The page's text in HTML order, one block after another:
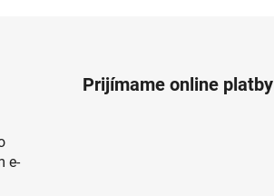
e-
Prijímame online platby